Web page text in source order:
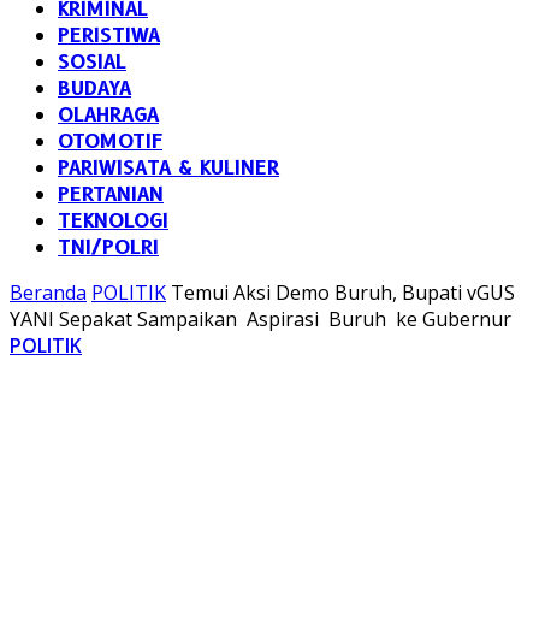
KRIMINAL
PERISTIWA
SOSIAL
BUDAYA
OLAHRAGA
OTOMOTIF
PARIWISATA & KULINER
PERTANIAN
TEKNOLOGI
TNI/POLRI
Beranda POLITIK Temui Aksi Demo Buruh, Bupati vGUS
YANI Sepakat Sampaikan Aspirasi Buruh ke Gubernur
POLITIK